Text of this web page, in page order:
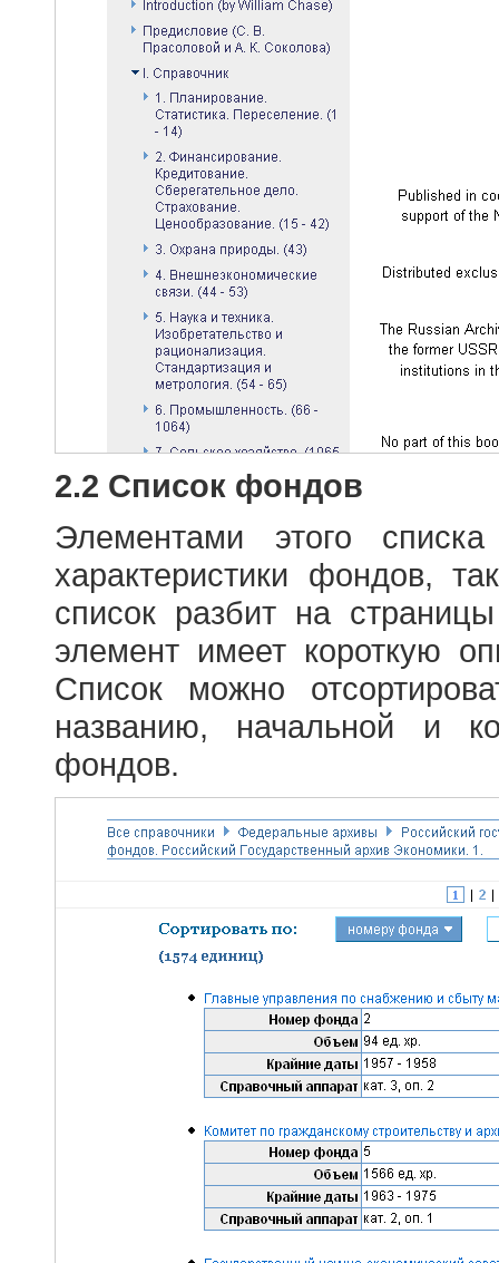
2.2 Список фондов
Элементами этого
характеристики фондов,
список разбит на
элемент имеет короткую
Список можно
названию, начальной и
фондов.